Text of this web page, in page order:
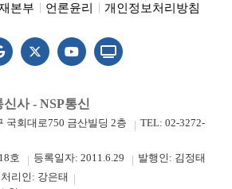
본부 언론윤리 개인정보처리방침
사 - NSP통신
국회대로750 금산빌딩 2층
TEL: 02-3272-
호
등록일자: 2011.6.29
발행인: 김정태
리인: 강은태